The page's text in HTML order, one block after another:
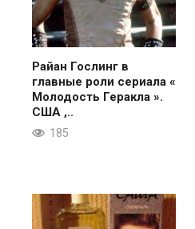
Райан Гослинг в
главные роли сериала «
Молодость Геракла ».
США ,..
185